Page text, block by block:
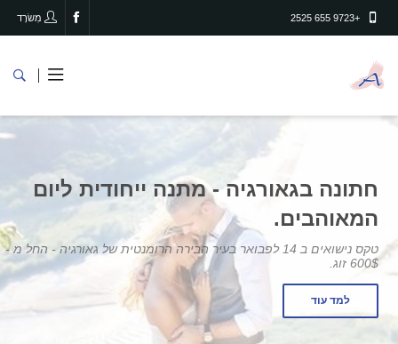
+9723 655 2525 מִשׂרָד
חתונה בגאורגיה - מתנה ייחודית ליום
המאוהבים.
טקס נישואים ב 14 לפבואר בעיר הבירה הרומנטית של גאורגיה - החל מ -
600$ זוג.
למד עוד